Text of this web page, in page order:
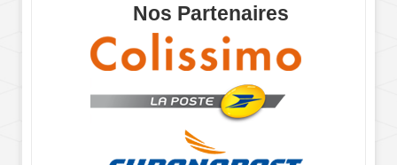
Nos Partenaires